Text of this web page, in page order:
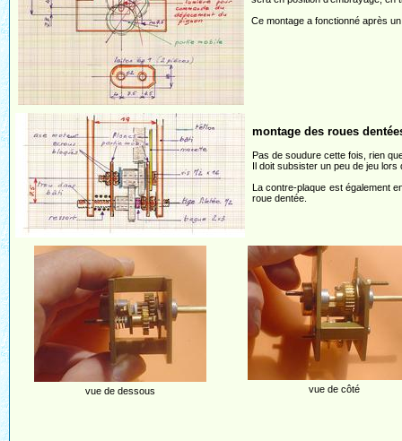
Ce montage a fonctionné après
montage des roues
Pas de soudure cette fois, rien
Il doit subsister un peu de jeu
La contre-plaque est également
roue dentée.
vue de dessous vue de côté